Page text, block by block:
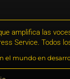
amplifica las
Service. Todos
mundo en